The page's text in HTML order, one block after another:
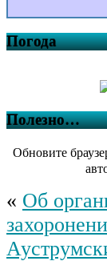
Погода
Полезно…
Обновите
« Об